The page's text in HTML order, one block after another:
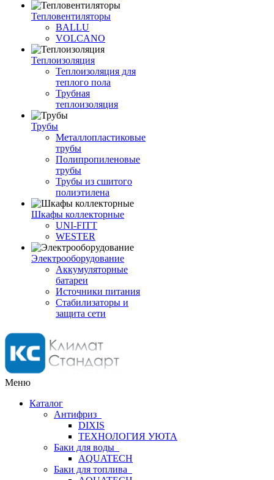
Тепловентиляторы
BALLU
VOLCANO
Теплоизоляция
Теплоизоляция для
теплого пола
Трубная
теплоизоляция
Трубы
Металлопластиковые
трубы
Полипропиленовые
трубы
Трубы из сшитого
полиэтилена
Шкафы коллекторные
UNI-FITT
WESTER
Электрооборудование
Аккумуляторные
батареи
Источники питания
Стабилизаторы и
защита сети
Меню
Каталог
Антифриз
DIXIS
ТЕХНОЛОГИЯ УЮТА
Баки для воды
AQUATECH
Баки для топлива